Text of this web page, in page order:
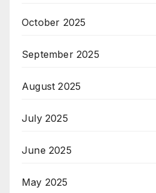
October 2025
September 2025
August 2025
July 2025
June 2025
May 2025